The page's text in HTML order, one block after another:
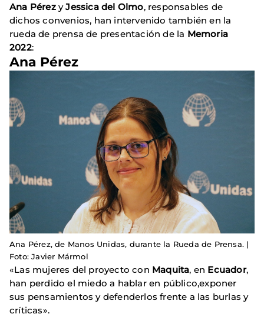
Ana PérezyJessica del Olmo, responsables de
dichos convenios, han intervenido también en la
rueda de prensa de presentación de la Memoria
2022:
Ana Pérez
Ana Pérez, de Manos Unidas, durante la Rueda de Prensa. |
Foto: Javier Mármol
«Las mujeres del proyecto con Maquita, en Ecuador,
han perdido el miedo a hablar en público,exponer
sus pensamientos y defenderlos frente a las burlas y
críticas».